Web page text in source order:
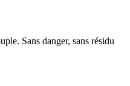
Sans danger, sans résidu